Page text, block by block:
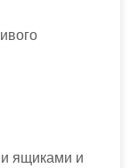
ящиками и